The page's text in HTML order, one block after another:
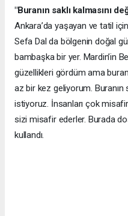
"Buranın saklı kalmasını
Ankara’da yaşayan ve tatil
Sefa Dal da bölgenin doğal
bambaşka bir yer. Mardin’in
güzellikleri gördüm ama
az bir kez geliyorum. Buranın
istiyoruz. İnsanları çok
sizi misafir ederler. Burada
kullandı.